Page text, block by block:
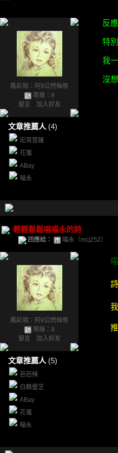
鳳彩翎：阿9公然侮辱
等級：8
留言
加入好友
文章推薦人 (4)
宏哥菩薩
花箋
ABay
喵永
反應
特別
我一
沒想
輕輕鬆鬆唱喵永的詩
回應給： 喵永（mcj252）
鳳彩翎：阿9公然侮辱
等級：8
留言
加入好友
文章推薦人 (5)
芭芭辣
白鶴靈芝
ABay
花箋
喵永
詩人
我願
推薦